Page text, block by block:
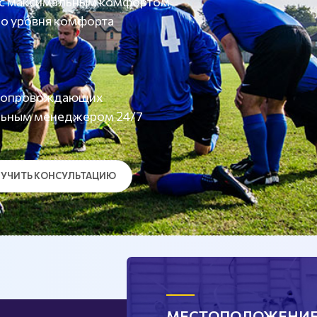
уровня комфорта
менеджером 24/7
КОНСУЛЬТАЦИЮ